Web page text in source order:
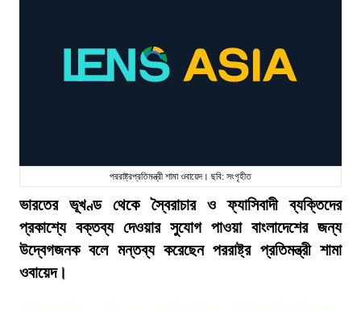
পররাষ্ট্রপ্রতিমন্ত্রী শামা ওবায়েদ। ছবি: সংগৃহীত
ভারতের ভূখণ্ড থেকে স্বৈরাচার ও ফ্যাসিবাদী ব্যক্তিদের
প্রকাশ্যে বক্তব্য দেওয়ার সুযোগ পাওয়া বাংলাদেশের জন্য
উদ্বেগজনক বলে মন্তব্য করেছেন পররাষ্ট্র প্রতিমন্ত্রী শামা
ওবায়েদ।